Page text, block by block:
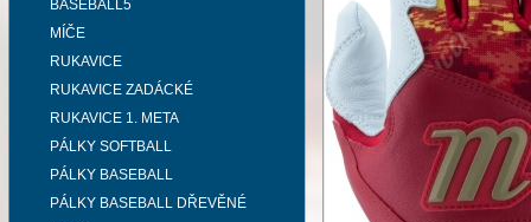
BASEBALL5
MÍČE
RUKAVICE
RUKAVICE ZADÁCKÉ
RUKAVICE 1. META
PÁLKY SOFTBALL
PÁLKY BASEBALL
PÁLKY BASEBALL DŘEVĚNÉ